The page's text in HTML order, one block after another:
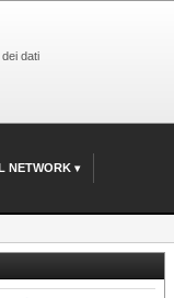
dati
NETWORK